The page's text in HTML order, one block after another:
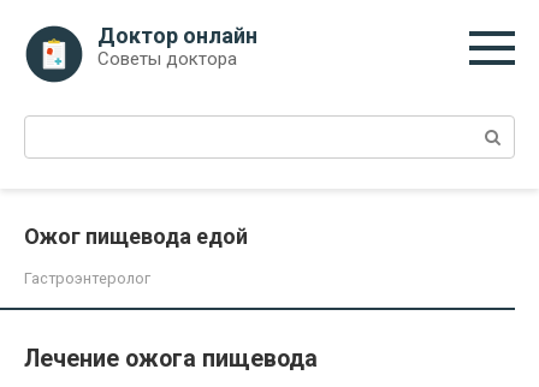
контенту
Доктор онлайн
Советы доктора
Поиск:
Ожог пищевода едой
Гастроэнтеролог
Лечение ожога пищевода